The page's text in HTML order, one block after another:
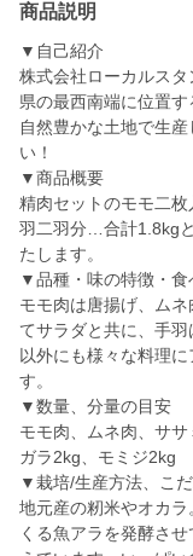
商品説明
▼自己紹介
株式会社ローカルス
県の最西南端に位置す
自然豊かな土地で生
い！
▼商品概要
精肉セットのモモ二
羽二羽分…合計1.8kg
たします。
▼品種・味の特徴・食
モモ肉は唐揚げ、ム
てサラダと共に、手
以外にも様々な料理
す。
▼数量、分量の目安
モモ肉、ムネ肉、サ
ガラ2kg、モミジ2kg
▼栽培/生産方法、こだ
地元産の籾米やオカ
くる魚アラを発酵さ